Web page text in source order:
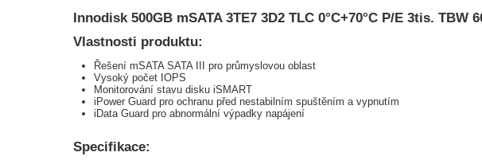
Innodisk 500GB mSATA 3TE7 3D2 TLC 0°C+70°C P/E 3tis. TBW
Vlastnosti produktu:
Řešení mSATA SATA III pro průmyslovou oblast
Vysoký počet IOPS
Monitorování stavu disku iSMART
iPower Guard pro ochranu před nestabilním spuštěním a vypnutím
iData Guard pro abnormální výpadky napájení
Specifikace: